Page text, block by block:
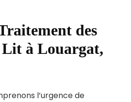
des
Lit à Louargat,
l’urgence de